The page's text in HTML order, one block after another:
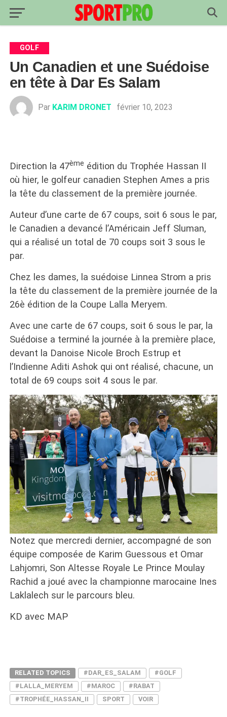
GOLF
Un Canadien et une Suédoise
en tête à Dar Es Salam
Par KARIM DRONET février 10, 2023
Direction la 47ème édition du Trophée Hassan II
où hier, le golfeur canadien Stephen Ames a pris
la tête du classement de la première journée.
Auteur d’une carte de 67 coups, soit 6 sous le par,
le Canadien a devancé l’Américain Jeff Sluman,
qui a réalisé un total de 70 coups soit 3 sous le
par.
Chez les dames, la suédoise Linnea Strom a pris
la tête du classement de la première journée de la
26è édition de la Coupe Lalla Meryem.
Avec une carte de 67 coups, soit 6 sous le par, la
Suédoise a terminé la journée à la première place,
devant la Danoise Nicole Broch Estrup et
l’Indienne Aditi Ashok qui ont réalisé, chacune, un
total de 69 coups soit 4 sous le par.
Notez que mercredi dernier, accompagné de son
équipe composée de Karim Guessous et Omar
Lahjomri, Son Altesse Royale Le Prince Moulay
Rachid a joué avec la championne marocaine Ines
Laklalech sur le parcours bleu.
KD avec MAP
RELATED TOPICS #DAR_ES_SALAM
#GOLF
#LALLA_MERYEM
#MAROC
#RABAT
#TROPHÉE_HASSAN_II
SPORT VOIR